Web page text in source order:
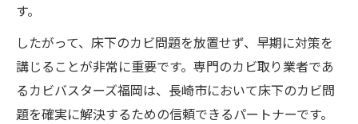
す。
したがって、床下のカビ問題を放置せず、早期に対策を
講じることが非常に重要です。専門のカビ取り業者であ
るカビバスターズ福岡は、長崎市において床下のカビ問
題を確実に解決するための信頼できるパートナーです。